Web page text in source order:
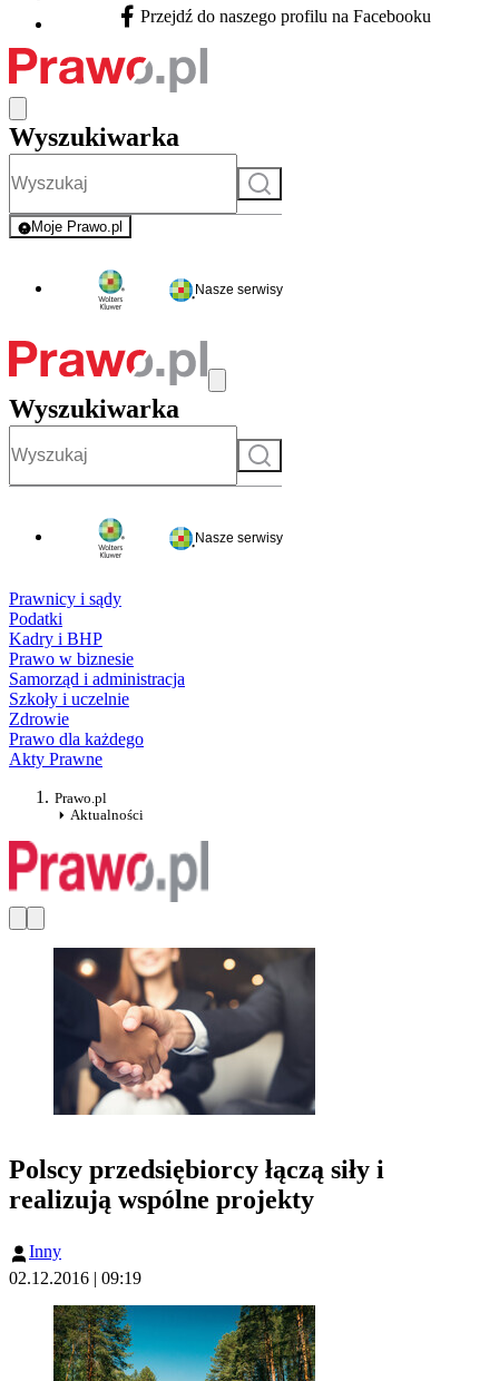
Facebook - otwiera się w nowej karcie
Przejdź do naszego profilu na Facebooku
Wyszukiwarka
Szukaj
Moje Prawo.pl
- rejestracja i logowanie do serwisu
Nasze serwisy
Wyszukiwarka
Szukaj
Nasze serwisy
Prawnicy i sądy
Podatki
Kadry i BHP
Prawo w biznesie
Samorząd i administracja
Szkoły i uczelnie
Zdrowie
Prawo dla każdego
Akty Prawne
Prawo.pl
Aktualności
Polscy przedsiębiorcy łączą siły i
realizują wspólne projekty
Inny
02.12.2016 | 09:19